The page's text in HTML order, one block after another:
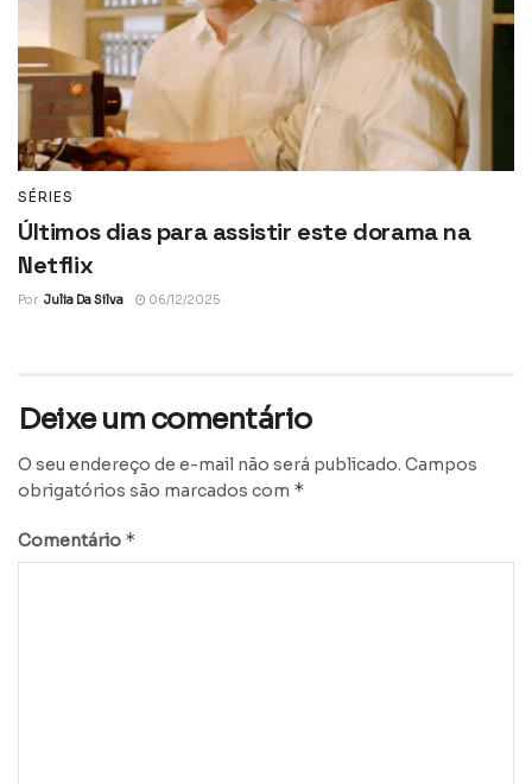
SÉRIES
Últimos dias para assistir este dorama na
Netflix
Por Julia Da Silva 06/12/2025
Deixe um comentário
O seu endereço de e-mail não será publicado. Campos
obrigatórios são marcados com *
Comentário *